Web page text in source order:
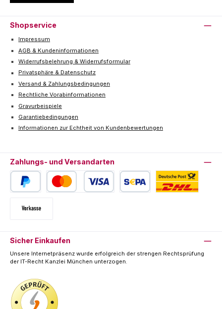
Shopservice
Impressum
AGB & Kundeninformationen
Widerrufsbelehrung & Widerrufsformular
Privatsphäre & Datenschutz
Versand & Zahlungsbedingungen
Rechtliche Vorabinformationen
Gravurbeispiele
Garantiebedingungen
Informationen zur Echtheit von Kundenbewertungen
Zahlungs- und Versandarten
Sicher Einkaufen
Unsere Internetpräsenz wurde erfolgreich der strengen Rechtsprüfung
der IT-Recht Kanzlei München unterzogen.